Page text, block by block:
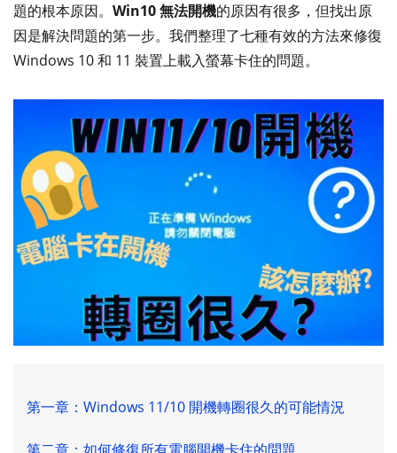
題的根本原因。 Win10 無法開機的原因有很多，但找出原
因是解決問題的第一步。我們整理了七種有效的方法來修復
Windows 10 和 11 裝置上載入螢幕卡住的問題。
第一章：Windows 11/10 開機轉圈很久的可能情況